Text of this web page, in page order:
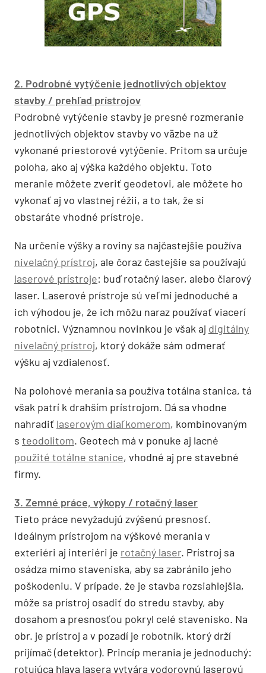
2. Podrobné vytýčenie jednotlivých objektov
stavby / prehľad prístrojov
Podrobné vytýčenie stavby je presné rozmeranie
jednotlivých objektov stavby vo väzbe na už
vykonané priestorové vytýčenie. Pritom sa určuje
poloha, ako aj výška každého objektu. Toto
meranie môžete zveriť geodetovi, ale môžete ho
vykonať aj vo vlastnej réžii, a to tak, že si
obstaráte vhodné prístroje.
Na určenie výšky a roviny sa najčastejšie používa
nivelačný prístroj, ale čoraz častejšie sa používajú
laserové prístroje: buď rotačný laser, alebo čiarový
laser. Laserové prístroje sú veľmi jednoduché a
ich výhodou je, že ich môžu naraz používať viacerí
robotníci. Významnou novinkou je však aj digitálny
nivelačný prístroj, ktorý dokáže sám odmerať
výšku aj vzdialenosť.
Na polohové merania sa používa totálna stanica, tá
však patrí k drahším prístrojom. Dá sa vhodne
nahradiť laserovým diaľkomerom, kombinovaným
s teodolitom. Geotech má v ponuke aj lacné
použité totálne stanice, vhodné aj pre stavebné
firmy.
3. Zemné práce, výkopy / rotačný laser
Tieto práce nevyžadujú zvýšenú presnosť.
Ideálnym prístrojom na výškové merania v
exteriéri aj interiéri je rotačný laser. Prístroj sa
osádza mimo staveniska, aby sa zabránilo jeho
poškodeniu. V prípade, že je stavba rozsiahlejšia,
môže sa prístroj osadiť do stredu stavby, aby
dosahom a presnosťou pokryl celé stavenisko. Na
obr. je prístroj a v pozadí je robotník, ktorý drží
prijímač (detektor). Princíp merania je jednoduchý:
rotujúca hlava lasera vytvára vodorovnú laserovú